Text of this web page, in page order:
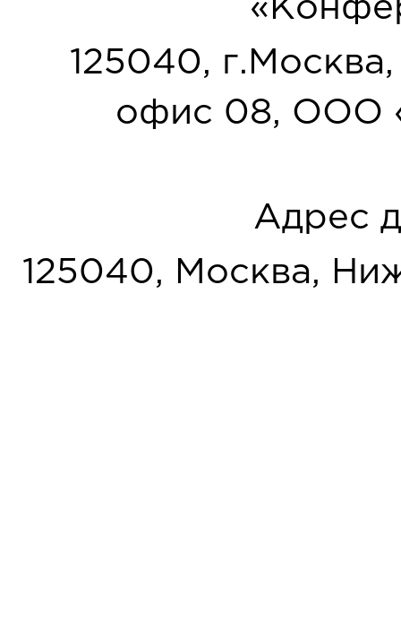
125040, г.Москва,
офис 08, ООО
Адрес
125040, Москва,